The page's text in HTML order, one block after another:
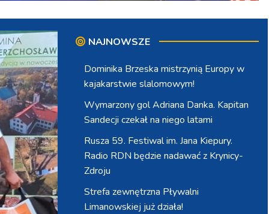
NAJNOWSZE
Dominika Brzeska mistrzynią Europy w
kajakarstwie slalomowym!
Wymarzony gol Adriana Danka. Kapitan
Sandecji czekał na niego latami
Rusza 59. Festiwal im. Jana Kiepury.
Radio RDN będzie nadawać z Krynicy-
Zdroju
Strefa zewnętrzna Pływalni
Limanowskiej już działa!